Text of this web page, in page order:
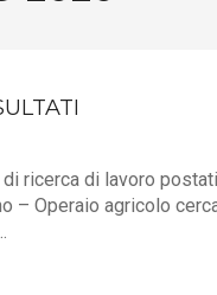
di ricerca di lavoro
– Operaio agricolo